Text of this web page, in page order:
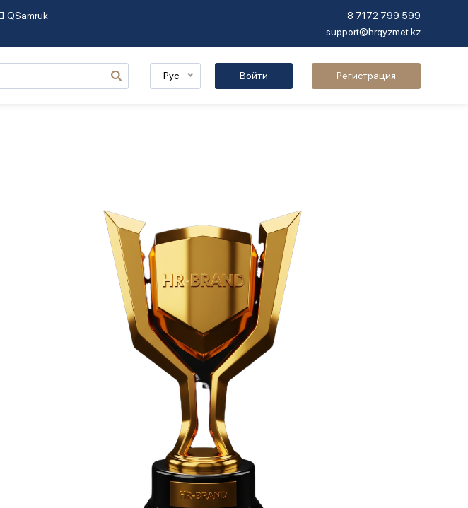
QSamruk
8 7172 799 599
support@hrqyzmet.kz
Рус Войти Регистрация